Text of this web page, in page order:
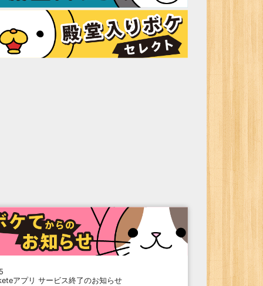
アプリ サービス終了のお知らせ